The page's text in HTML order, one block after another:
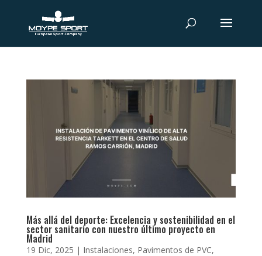
Más allá del deporte: Excelencia y sostenibilidad en el
sector sanitario con nuestro último proyecto en
Madrid
19 Dic, 2025 | Instalaciones, Pavimentos de PVC,